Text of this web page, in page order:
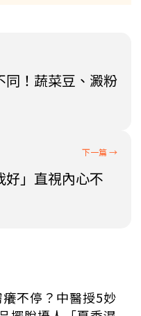
同！蔬菜豆、澱粉
好」直視內心不
不停？中醫授5妙